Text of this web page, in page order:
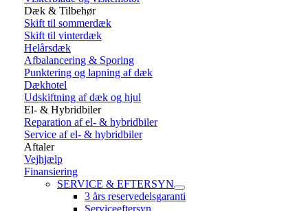
Dæk & Tilbehør
Skift til sommerdæk
Skift til vinterdæk
Helårsdæk
Afbalancering & Sporing
Punktering og lapning af dæk
Dækhotel
Udskiftning af dæk og hjul
El- & Hybridbiler
Reparation af el- & hybridbiler
Service af el- & hybridbiler
Aftaler
Vejhjælp
Finansiering
SERVICE & EFTERSYN
3 års reservedelsgaranti
Serviceeftersyn